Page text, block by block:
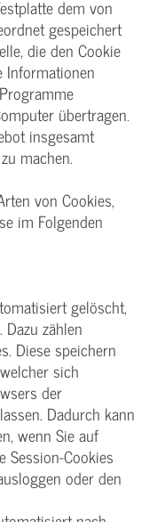
dem von
gespeichert
die den Cookie
Informationen
übertragen.
insgesamt
machen.
von Cookies,
im Folgenden
gelöscht,
zählen
Diese speichern
sich
der
Dadurch kann
wenn Sie auf
Session-Cookies
oder den